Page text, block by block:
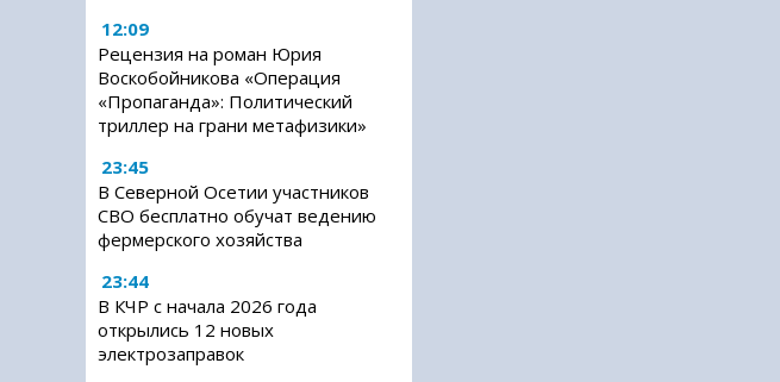
12:09
Рецензия на роман Юрия
Воскобойникова «Операция
«Пропаганда»: Политический
триллер на грани метафизики»
23:45
В Северной Осетии участников
СВО бесплатно обучат ведению
фермерского хозяйства
23:44
В КЧР с начала 2026 года
открылись 12 новых
электрозаправок